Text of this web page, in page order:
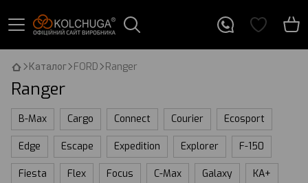
Каталог FORD Ranger
Ranger
B-Max Cargo Connect Courier Ecosport
Edge Escape Expedition Explorer F-150
Fiesta Flex Focus C-Max Galaxy KA+